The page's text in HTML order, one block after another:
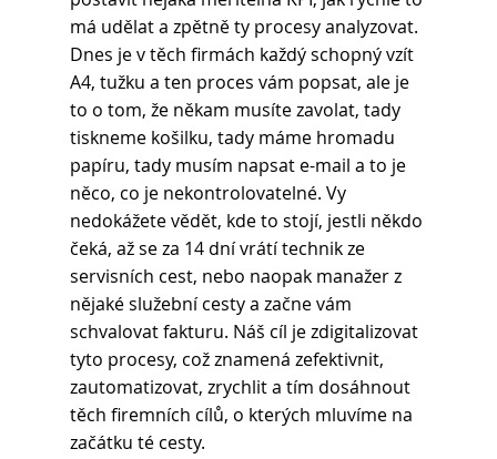
má udělat a zpětně ty procesy analyzovat.
Dnes je v těch firmách každý schopný vzít
A4, tužku a ten proces vám popsat, ale je
to o tom, že někam musíte zavolat, tady
tiskneme košilku, tady máme hromadu
papíru, tady musím napsat e-mail a to je
něco, co je nekontrolovatelné. Vy
nedokážete vědět, kde to stojí, jestli někdo
čeká, až se za 14 dní vrátí technik ze
servisních cest, nebo naopak manažer z
nějaké služební cesty a začne vám
schvalovat fakturu. Náš cíl je zdigitalizovat
tyto procesy, což znamená zefektivnit,
zautomatizovat, zrychlit a tím dosáhnout
těch firemních cílů, o kterých mluvíme na
začátku té cesty.